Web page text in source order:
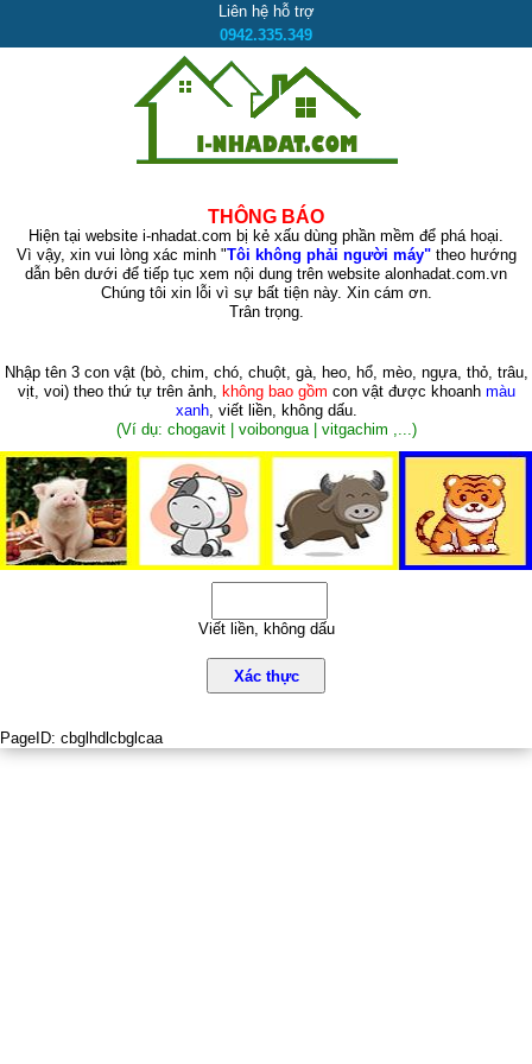
Liên hệ hỗ trợ
0942.335.349
THÔNG BÁO
Hiện tại website i-nhadat.com bị kẻ xấu dùng phần mềm để phá hoại.
Vì vậy, xin vui lòng xác minh "Tôi không phải người máy"theo hướng
dẫn bên dưới để tiếp tục xem nội dung trên website alonhadat.com.vn
Chúng tôi xin lỗi vì sự bất tiện này. Xin cám ơn.
Trân trọng.
Nhập tên 3 con vật (bò, chim, chó, chuột, gà, heo, hổ, mèo, ngựa, thỏ, trâu,
vịt, voi)theo thứ tự trên ảnh, không bao gồm con vật được khoanh màu
xanh, viết liền, không dấu.
(Ví dụ: chogavit | voibongua | vitgachim ,...)
Viết liền, không dấu
Xác thực
PageID: cbglhdlcbglcaa